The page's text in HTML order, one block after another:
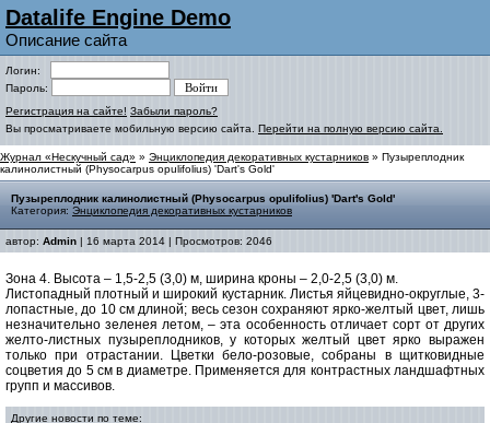
Datalife Engine Demo
Описание сайта
Логин:
Пароль:
Регистрация на сайте! Забыли пароль?
Вы просматриваете мобильную версию сайта. Перейти на полную версию сайта.
Журнал «Нескучный сад» » Энциклопедия декоративных кустарников » Пузыреплодник
калинолистный (Physocarpus opulifolius) 'Dart's Gold'
Пузыреплодник калинолистный (Physocarpus opulifolius) 'Dart's Gold'
Категория: Энциклопедия декоративных кустарников
автор: Admin | 16 марта 2014 | Просмотров: 2046
Зона 4. Высота – 1,5-2,5 (3,0) м, ширина кроны – 2,0-2,5 (3,0) м.
Листопадный плотный и широкий кустарник. Листья яйцевидно-округлые, 3-
лопастные, до 10 см длиной; весь сезон сохраняют ярко-желтый цвет, лишь
незначительно зеленея летом, – эта особенность отличает сорт от других
желто-листных пузыреплодников, у которых желтый цвет ярко выражен
только при отрастании. Цветки бело-розовые, собраны в щитковидные
соцветия до 5 см в диаметре. Применяется для контрастных ландшафтных
групп и массивов.
Другие новости по теме: